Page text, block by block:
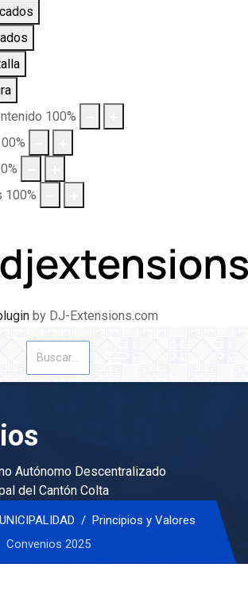
100%
%
%
100%
by DJ-Extensions.com
Buscar
Autónomo Descentralizado
del Cantón Colta
Principios y Valores
Convenios 2025